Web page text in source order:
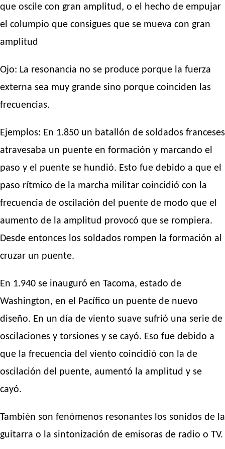
que oscile con gran amplitud, o el hecho de empujar
el columpio que consigues que se mueva con gran
amplitud
Ojo: La resonancia no se produce porque la fuerza
externa sea muy grande sino porque coinciden las
frecuencias.
Ejemplos: En 1.850 un batallón de soldados franceses
atravesaba un puente en formación y marcando el
paso y el puente se hundió. Esto fue debido a que el
paso rítmico de la marcha militar coincidió con la
frecuencia de oscilación del puente de modo que el
aumento de la amplitud provocó que se rompiera.
Desde entonces los soldados rompen la formación al
cruzar un puente.
En 1.940 se inauguró en Tacoma, estado de
Washington, en el Pacífico un puente de nuevo
diseño. En un día de viento suave sufrió una serie de
oscilaciones y torsiones y se cayó. Eso fue debido a
que la frecuencia del viento coincidió con la de
oscilación del puente, aumentó la amplitud y se
cayó.
También son fenómenos resonantes los sonidos de la
guitarra o la sintonización de emisoras de radio o TV.